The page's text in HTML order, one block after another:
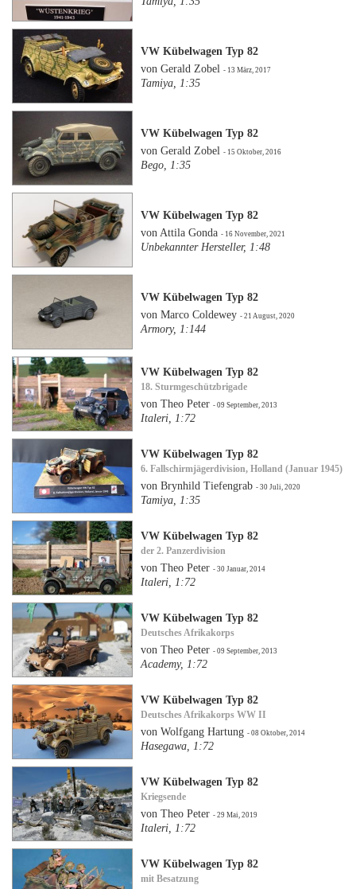
VW Kübelwagen Typ 82
von Gerald Zobel- 13 März, 2017
Tamiya, 1:35
VW Kübelwagen Typ 82
von Gerald Zobel- 15 Oktober, 2016
Bego, 1:35
VW Kübelwagen Typ 82
von Attila Gonda- 16 November, 2021
Unbekannter Hersteller, 1:48
VW Kübelwagen Typ 82
von Marco Coldewey- 21 August, 2020
Armory, 1:144
VW Kübelwagen Typ 82
18. Sturmgeschützbrigade
von Theo Peter- 09 September, 2013
Italeri, 1:72
VW Kübelwagen Typ 82
6. Fallschirmjägerdivision, Holland (Januar 1945)
von Brynhild Tiefengrab- 30 Juli, 2020
Tamiya, 1:35
VW Kübelwagen Typ 82
der 2. Panzerdivision
von Theo Peter- 30 Januar, 2014
Italeri, 1:72
VW Kübelwagen Typ 82
Deutsches Afrikakorps
von Theo Peter- 09 September, 2013
Academy, 1:72
VW Kübelwagen Typ 82
Deutsches Afrikakorps WW II
von Wolfgang Hartung- 08 Oktober, 2014
Hasegawa, 1:72
VW Kübelwagen Typ 82
Kriegsende
von Theo Peter- 29 Mai, 2019
Italeri, 1:72
VW Kübelwagen Typ 82
mit Besatzung